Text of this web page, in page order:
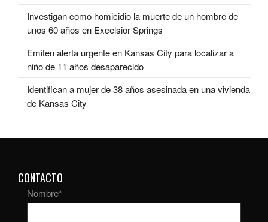
Investigan como homicidio la muerte de un hombre de
unos 60 años en Excelsior Springs
Emiten alerta urgente en Kansas City para localizar a
niño de 11 años desaparecido
Identifican a mujer de 38 años asesinada en una vivienda
de Kansas City
CONTACTO
Nombre*